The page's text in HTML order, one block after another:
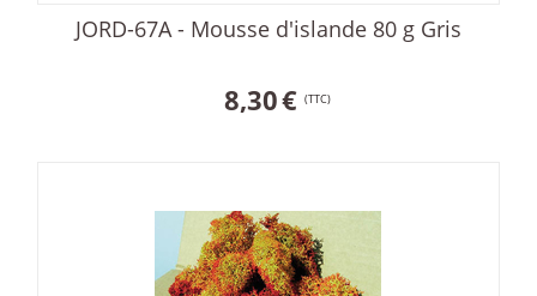
JORD-67A - Mousse d'islande 80 g Gris
8,30€ (TTC)